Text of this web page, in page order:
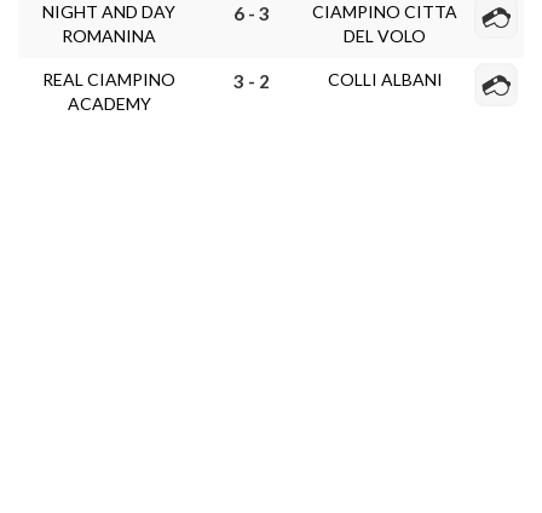
NIGHT AND DAY
ROMANINA
6 - 3
CIAMPINO CITTA
DEL VOLO
REAL CIAMPINO
ACADEMY
3 - 2 COLLI ALBANI